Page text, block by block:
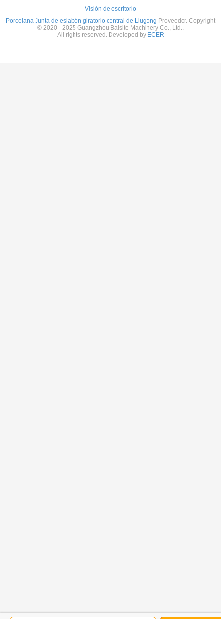
Visión de escritorio
Porcelana Junta de eslabón giratorio central de Liugong Proveedor. Copyright
© 2020 - 2025 Guangzhou Baisite Machinery Co., Ltd..
All rights reserved. Developed by ECER